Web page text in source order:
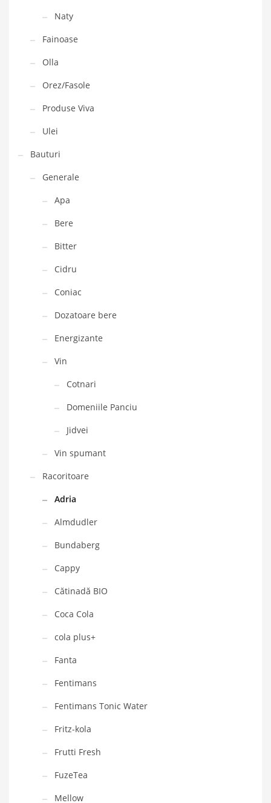
Naty
Fainoase
Olla
Orez/Fasole
Produse Viva
Ulei
Bauturi
Generale
Apa
Bere
Bitter
Cidru
Coniac
Dozatoare bere
Energizante
Vin
Cotnari
Domeniile Panciu
Jidvei
Vin spumant
Racoritoare
Adria
Almdudler
Bundaberg
Cappy
Cătinadă BIO
Coca Cola
cola plus+
Fanta
Fentimans
Fentimans Tonic Water
Fritz-kola
Frutti Fresh
FuzeTea
Mellow